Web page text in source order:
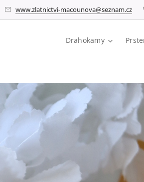
www.zlatnictvi-macounova@seznam.cz
Drahokamy